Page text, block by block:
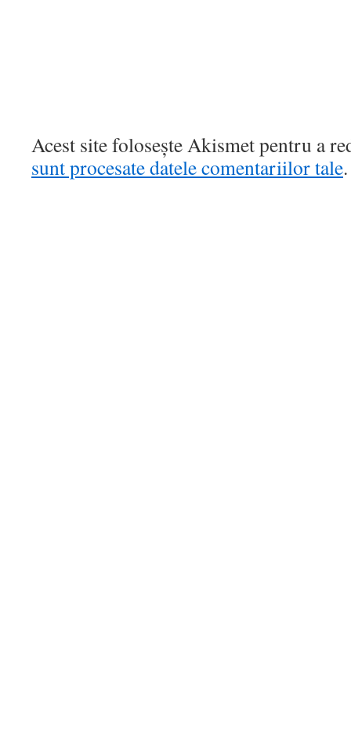
Acest site folosește Akismet pentru a
sunt procesate datele comentariilor tale.